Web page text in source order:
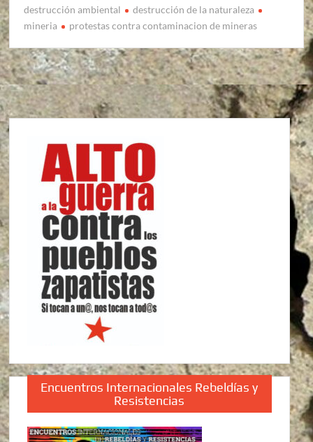
destrucción ambiental
destrucción de la naturaleza
mineria
protestas contra contaminacion de mineras
Encuentros Internacionales Rebeldías y
Resistencias